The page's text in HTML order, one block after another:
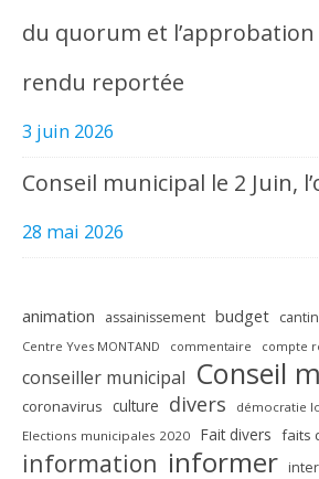
du quorum et
rendu reportée
3 juin 2026
Conseil municipal le 2 Juin,
28 mai 2026
animation assainissement budget
Centre Yves MONTAND commentaire compte
conseiller municipal Conseil
coronavirus culture divers démocratie
Elections municipales 2020 Fait divers faits
information informer